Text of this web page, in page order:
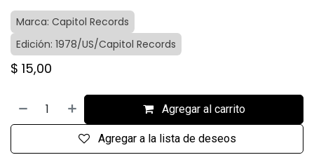
Marca: Capitol Records
Edición: 1978/US/Capitol Records
$ 15,00
Agregar al carrito
Agregar a la lista de deseos